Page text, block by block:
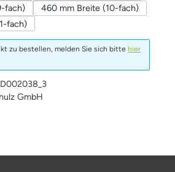
fach)
460 mm Breite (10-fach)
fach)
zu bestellen, melden Sie sich bitte hier
GmbH